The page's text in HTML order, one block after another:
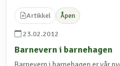
Artikkel Åpen
23.02.2012
Barnevern i barnehagen